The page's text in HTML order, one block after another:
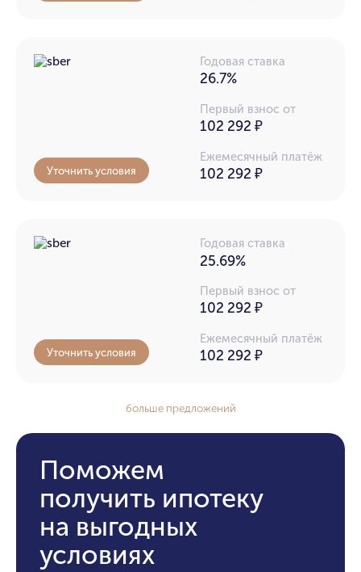
Годовая ставка
26.7%
Первый взнос от
102 292 ₽
Ежемесячный платёж
102 292 ₽
Уточнить условия
Годовая ставка
25.69%
Первый взнос от
102 292 ₽
Ежемесячный платёж
102 292 ₽
Уточнить условия
больше предложений
Поможем
получить ипотеку
на выгодных
условиях